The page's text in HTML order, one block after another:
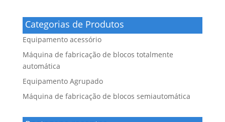
Categorias de Produtos
Equipamento acessório
Máquina de fabricação de blocos totalmente
automática
Equipamento Agrupado
Máquina de fabricação de blocos semiautomática